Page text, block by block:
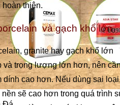
thiện.
và gạch khổ lớn
granite hay gạch khổ lớn
trọng lượng lớn hơn, nên
dính cao hơn. Nếu dùng sai
sẽ cao hơn trong quá trình